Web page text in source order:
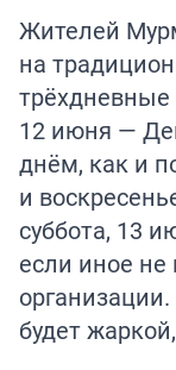
Жителей
на
12 июня —
днём, как и
и
суббота, 13
если иное не
будет